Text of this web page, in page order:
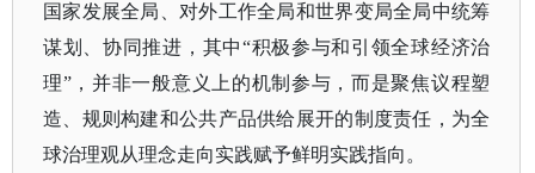
国家发展全局、对外工作全局和世界变局全局中统筹
谋划、协同推进，其中“积极参与和引领全球经济治
理”，并非一般意义上的机制参与，而是聚焦议程塑
造、规则构建和公共产品供给展开的制度责任，为全
球治理观从理念走向实践赋予鲜明实践指向。